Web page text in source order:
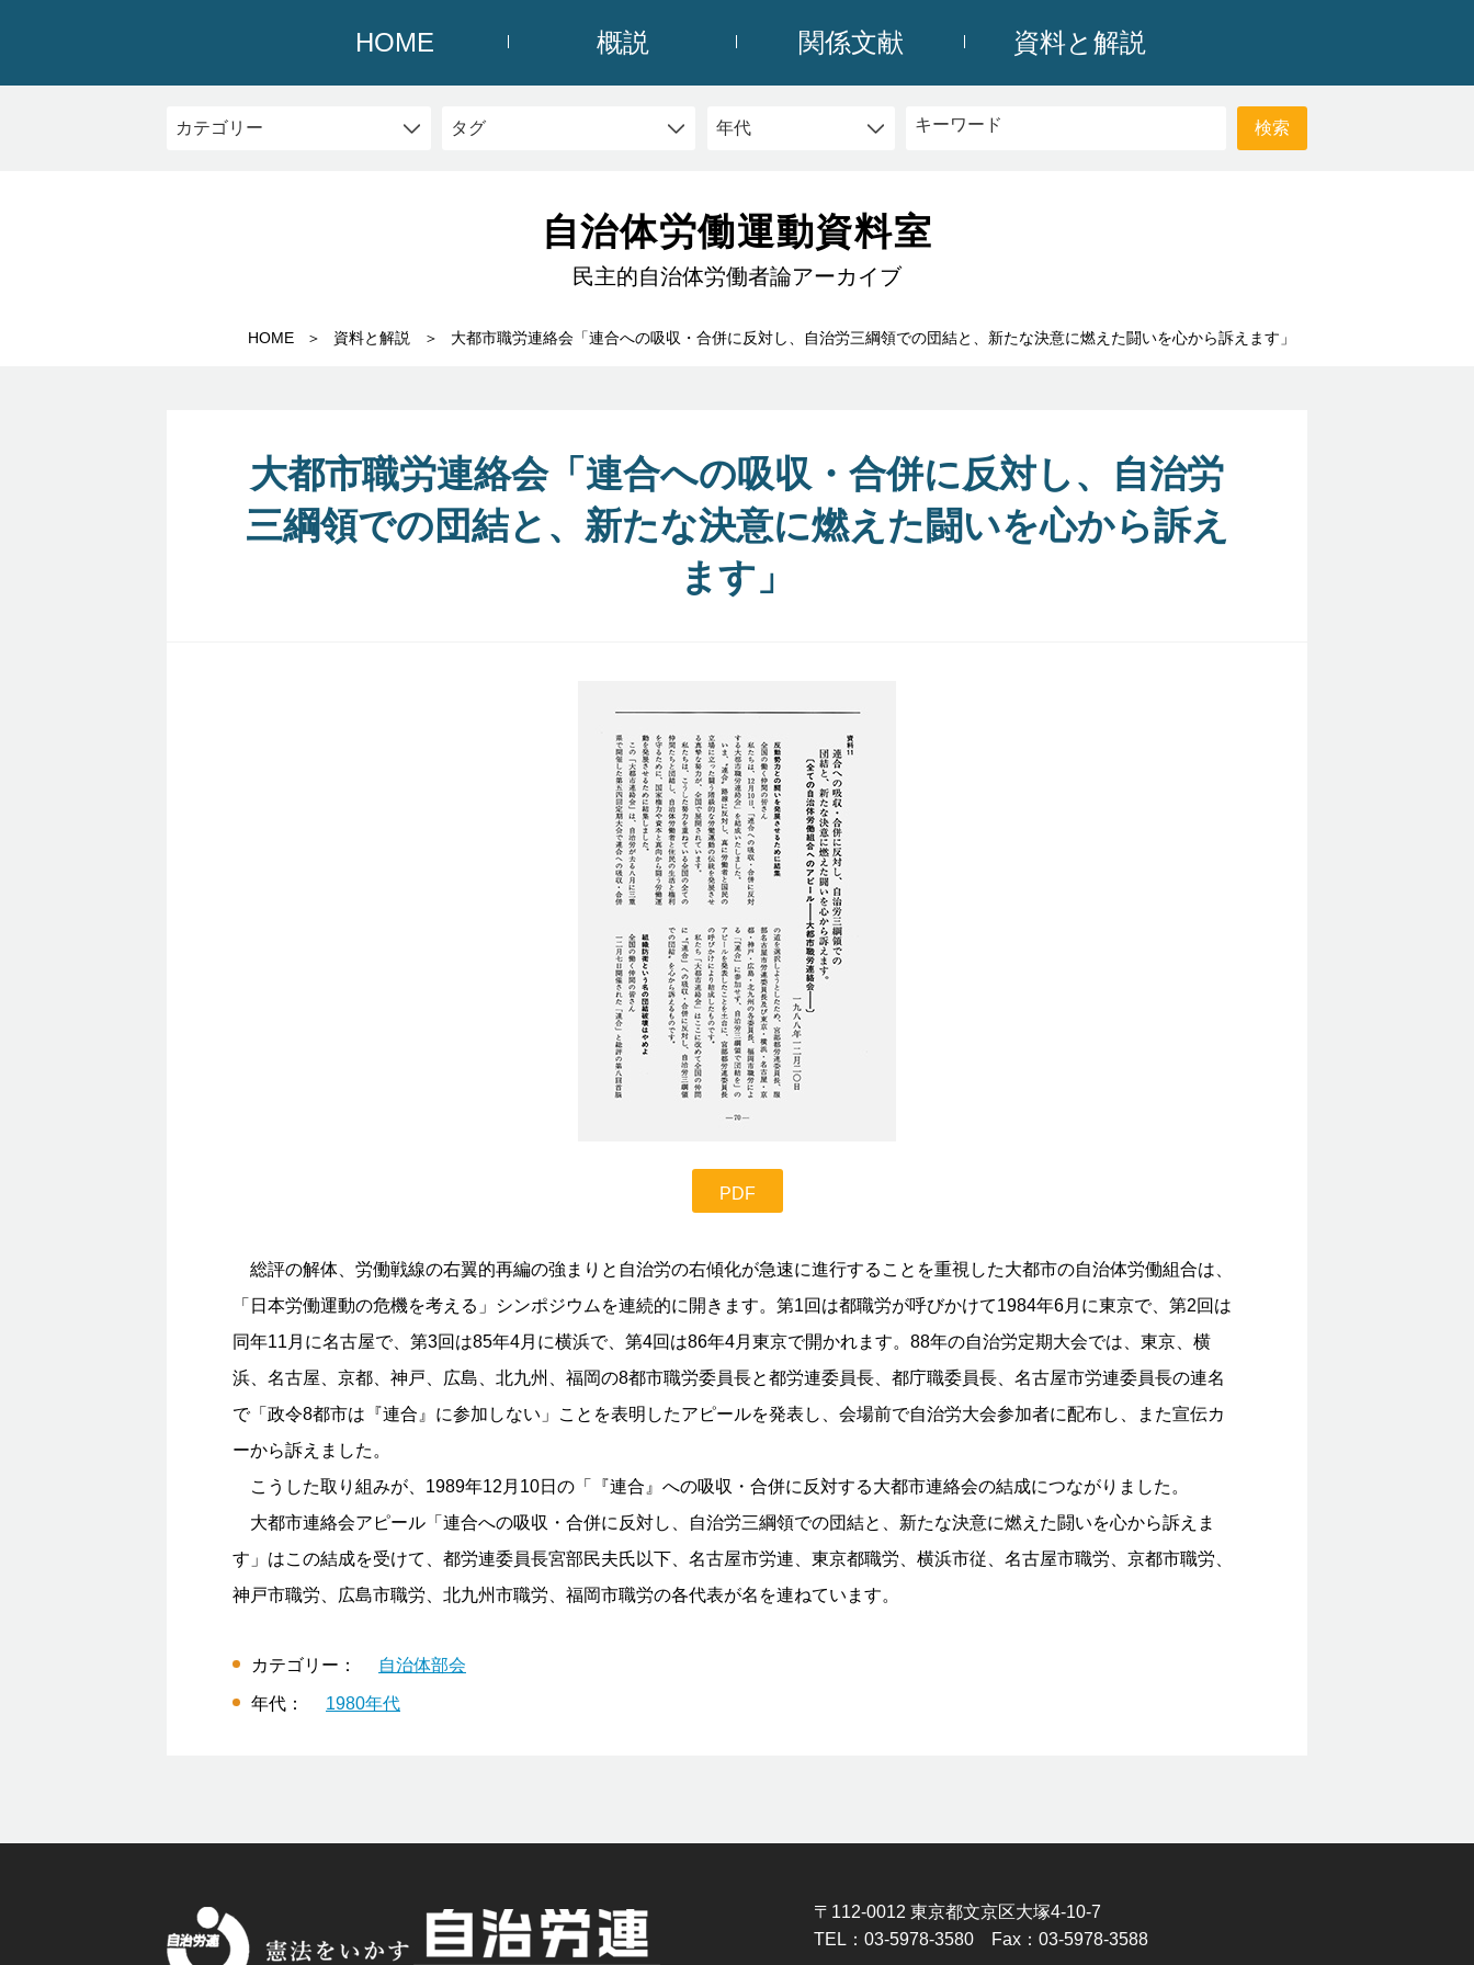
HOME 概説 関係文献 資料と解説
自治体労働運動資料室
民主的自治体労働者論アーカイブ
HOME 資料と解説 大都市職労連絡会「連合への吸収・合併に反対し、自治労三綱領での団結と、新たな決意に燃えた闘いを心から訴えます」
大都市職労連絡会「連合への吸収・合併に反対し、自治労
三綱領での団結と、新たな決意に燃えた闘いを心から訴え
ます」
PDF
総評の解体、労働戦線の右翼的再編の強まりと自治労の右傾化が急速に進行することを重視した大都市の自治体労働組合は、
「日本労働運動の危機を考える」シンポジウムを連続的に開きます。第1回は都職労が呼びかけて1984年6月に東京で、第2回は
同年11月に名古屋で、第3回は85年4月に横浜で、第4回は86年4月東京で開かれます。88年の自治労定期大会では、東京、横
浜、名古屋、京都、神戸、広島、北九州、福岡の8都市職労委員長と都労連委員長、都庁職委員長、名古屋市労連委員長の連名
で「政令8都市は『連合』に参加しない」ことを表明したアピールを発表し、会場前で自治労大会参加者に配布し、また宣伝カ
ーから訴えました。
こうした取り組みが、1989年12月10日の「『連合』への吸収・合併に反対する大都市連絡会の結成につながりました。
大都市連絡会アピール「連合への吸収・合併に反対し、自治労三綱領での団結と、新たな決意に燃えた闘いを心から訴えま
す」はこの結成を受けて、都労連委員長宮部民夫氏以下、名古屋市労連、東京都職労、横浜市従、名古屋市職労、京都市職労、
神戸市職労、広島市職労、北九州市職労、福岡市職労の各代表が名を連ねています。
カテゴリー： 自治体部会
年代： 1980年代
〒112-0012 東京都文京区大塚4-10-7
TEL：03-5978-3580 Fax：03-5978-3588